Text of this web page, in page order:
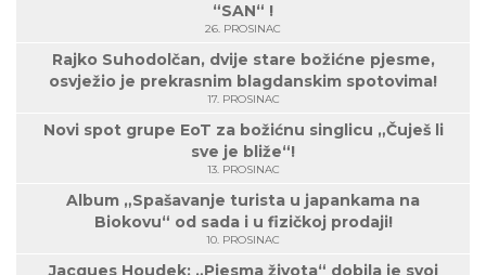
“SAN“ !
26. PROSINAC
Rajko Suhodolčan, dvije stare božićne pjesme,
osvježio je prekrasnim blagdanskim spotovima!
17. PROSINAC
Novi spot grupe EoT za božićnu singlicu „Čuješ li
sve je bliže“!
13. PROSINAC
Album „Spašavanje turista u japankama na
Biokovu“ od sada i u fizičkoj prodaji!
10. PROSINAC
Jacques Houdek: „Pjesma života“ dobila je svoj